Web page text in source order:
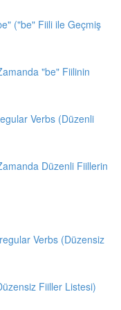
("be" Fiili ile Geçmiş
"be" Fiilinin
Verbs (Düzenli
Düzenli Fiillerin
Verbs (Düzensiz
Fiiller Listesi)